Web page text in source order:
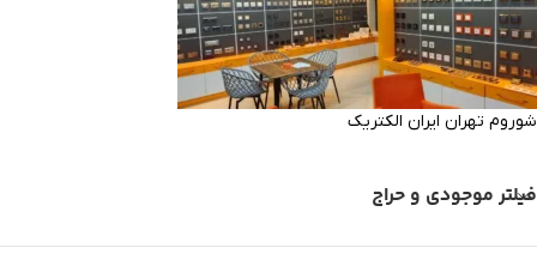
فیلتر موجودی و حراج
شوروم تهران ایران الکتریک